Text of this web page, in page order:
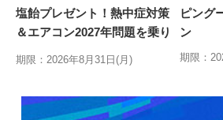
塩飴プレゼント！熱中症対策
＆エアコン2027年問題を乗り
期限：2026年8月31日(月)
ピング
ン
期限：